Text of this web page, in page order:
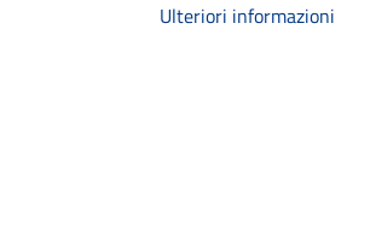
Ulteriori informazioni